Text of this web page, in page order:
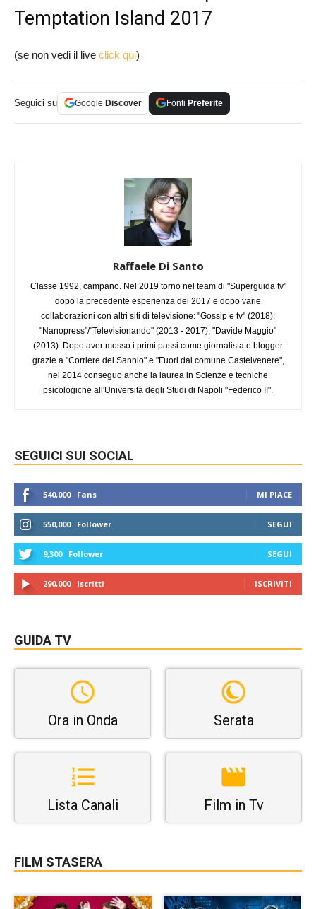
Temptation Island 2017
(se non vedi il live click qui)
Seguici su Google Discover Fonti Preferite
Raffaele Di Santo
Classe 1992, campano. Nel 2019 torno nel team di "Superguida tv"
dopo la precedente esperienza del 2017 e dopo varie
collaborazioni con altri siti di televisione: "Gossip e tv" (2018);
"Nanopress"/"Televisionando" (2013 - 2017); "Davide Maggio"
(2013). Dopo aver mosso i primi passi come giornalista e blogger
grazie a "Corriere del Sannio" e "Fuori dal comune Castelvenere",
nel 2014 conseguo anche la laurea in Scienze e tecniche
psicologiche all'Università degli Studi di Napoli "Federico II".
SEGUICI SUI SOCIAL
540,000 Fans MI PIACE
550,000 Follower SEGUI
9,300 Follower SEGUI
290,000 Iscritti ISCRIVITI
GUIDA TV
Ora in Onda Serata
Lista Canali Film in Tv
FILM STASERA